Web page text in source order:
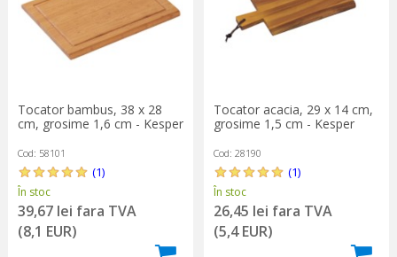
Tocator bambus, 38 x 28
cm, grosime 1,6 cm - Kesper
Cod: 58101
(1)
În stoc
39,67 lei fara TVA
(8,1 EUR)
Tocator acacia, 29 x 14 cm,
grosime 1,5 cm - Kesper
Cod: 28190
(1)
În stoc
26,45 lei fara TVA
(5,4 EUR)